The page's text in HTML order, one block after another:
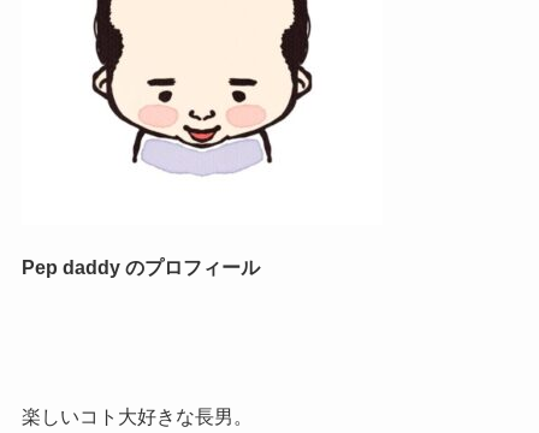
Pep daddy のプロフィール
楽しいコト大好きな長男。